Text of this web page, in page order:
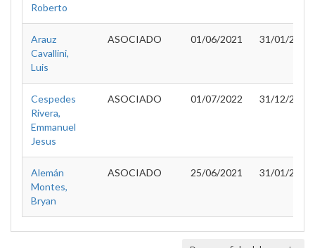
Roberto
Arauz
Cavallini,
Luis
ASOCIADO 01/06/2021 31/01/2023
Cespedes
Rivera,
Emmanuel
Jesus
ASOCIADO 01/07/2022 31/12/2022
Alemán
Montes,
Bryan
ASOCIADO 25/06/2021 31/01/2023